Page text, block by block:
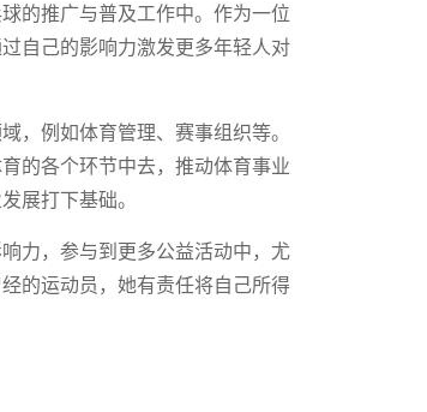
的推广与普及工作中。作为一位
自己的影响力激发更多年轻人对
，例如体育管理、赛事组织等。
的各个环节中去，推动体育事业
展打下基础。
力，参与到更多公益活动中，尤
的运动员，她有责任将自己所得